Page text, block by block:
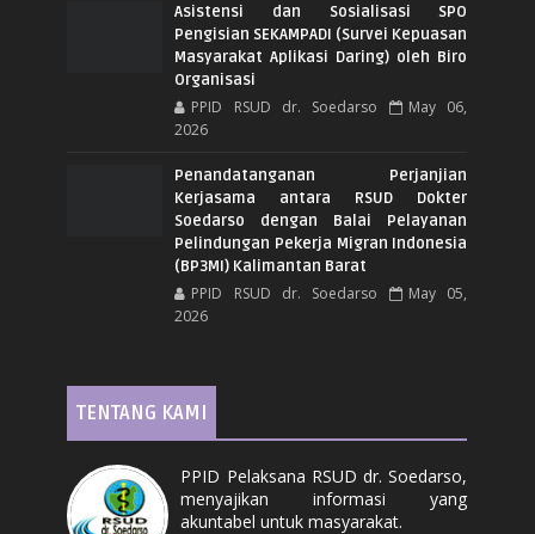
Asistensi dan Sosialisasi SPO
Pengisian SEKAMPADI (Survei Kepuasan
Masyarakat Aplikasi Daring) oleh Biro
Organisasi
PPID RSUD dr. Soedarso
May 06,
2026
Penandatanganan Perjanjian
Kerjasama antara RSUD Dokter
Soedarso dengan Balai Pelayanan
Pelindungan Pekerja Migran Indonesia
(BP3MI) Kalimantan Barat
PPID RSUD dr. Soedarso
May 05,
2026
TENTANG KAMI
PPID Pelaksana RSUD dr. Soedarso,
menyajikan informasi yang
akuntabel untuk masyarakat.